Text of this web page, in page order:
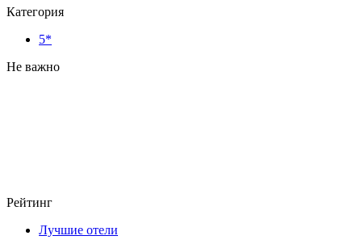
Категория
5*
Не важно
Рейтинг
Лучшие отели